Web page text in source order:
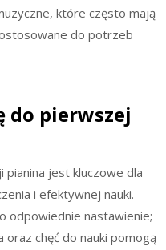
które często mają
do potrzeb
do pierwszej
jest kluczowe dla
i efektywnej nauki.
odpowiednie nastawienie;
chęć do nauki pomogą